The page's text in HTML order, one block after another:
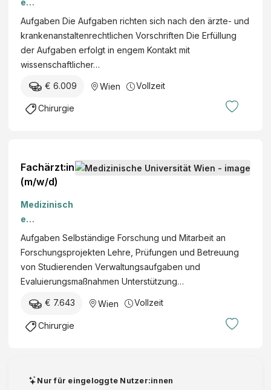
Sonderfac
h
„Allgemein
- und
Viszeralchi
rurgie“
e
Universität
Wien
Aufgaben Die Aufgaben richten sich nach den ärzte- und
krankenanstaltenrechtlichen Vorschriften Die Erfüllung
der Aufgaben erfolgt in engem Kontakt mit
wissenschaftlicher…
€ 6.009 Wien Vollzeit
Chirurgie
Fachärzt:in
(m/w/d)
Medizinisch
e
Universität
Wien
Aufgaben Selbständige Forschung und Mitarbeit an
Forschungsprojekten Lehre, Prüfungen und Betreuung
von Studierenden Verwaltungsaufgaben und
Evaluierungsmaßnahmen Unterstützung…
€ 7.643 Wien Vollzeit
Chirurgie
Nur für eingeloggte Nutzer:innen